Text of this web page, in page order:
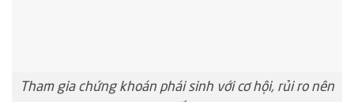
Tham gia chứng khoán phái sinh với cơ hội, rủi ro nên